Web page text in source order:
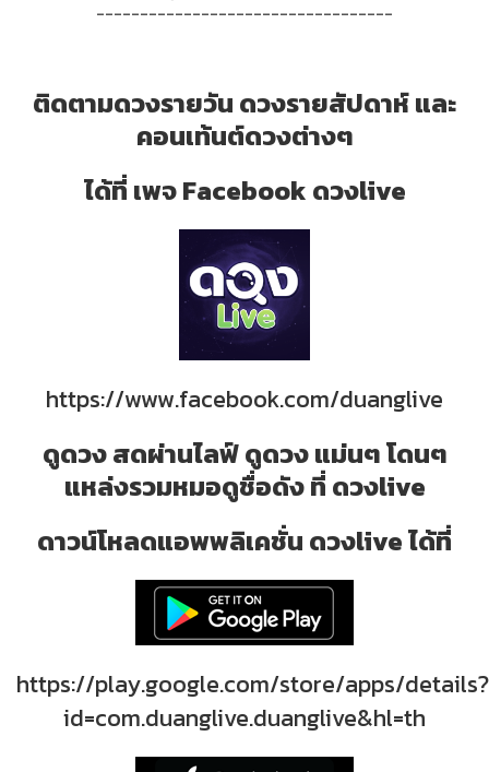
----------------------------------
ติดตามดวงรายวัน ดวงรายสัปดาห์ และ
คอนเท้นต์ดวงต่างๆ
ได้ที่ เพจ Facebook ดวงlive
https://www.facebook.com/duanglive
ดูดวง สดผ่านไลฟ์ ดูดวง แม่นๆ โดนๆ
แหล่งรวมหมอดูชื่อดัง ที่ ดวงlive
ดาวน์โหลดแอพพลิเคชั่น ดวงlive ได้ที่
https://play.google.com/store/apps/details?
id=com.duanglive.duanglive&hl=th